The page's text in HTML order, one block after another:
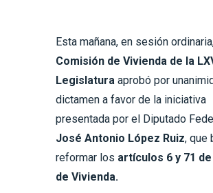
Esta mañana, en sesión
Comisión de Vivienda de la
Legislatura aprobó por
dictamen a favor de la iniciativa
presentada por el Diputado
José Antonio López Ruiz, que
reformar los artículos 6 y 71
de Vivienda.